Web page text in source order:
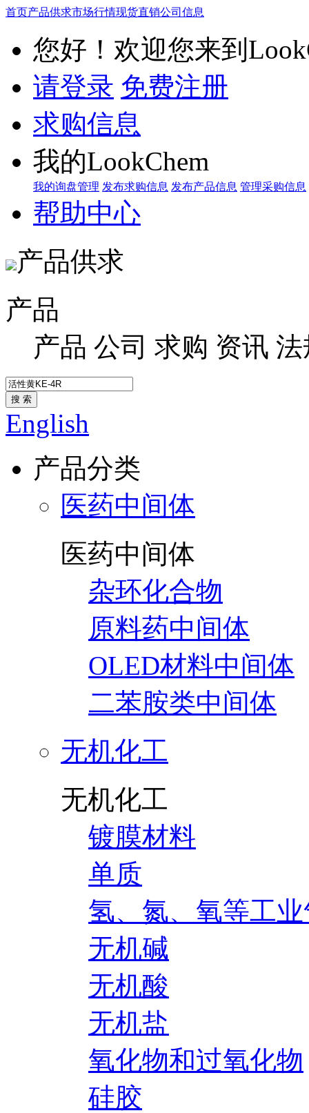
首页产品供求市场行情现货直销公司信息
您好！欢迎您来到
请登录 免费注册
求购信息
我的LookChem
我的询盘管理 发布求购信息 发布产品信息 管理采购信息
帮助中心
产品供求
产品
产品 公司 求购 资讯 法
搜 索
English
产品分类
医药中间体
医药中间体
杂环化合物
原料药中间体
OLED材料中间体
二苯胺类中间体
无机化工
无机化工
镀膜材料
单质
氢、氮、氧等工
无机碱
无机酸
无机盐
氧化物和过氧化物
硅胶